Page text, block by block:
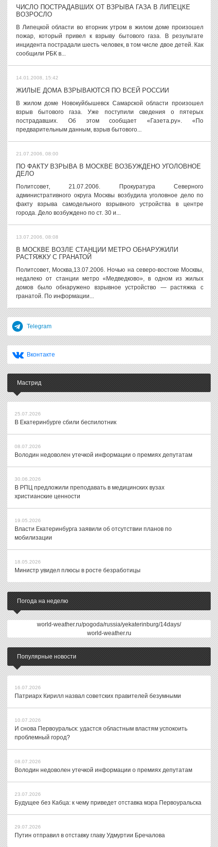
ЧИСЛО ПОСТРАДАВШИХ ОТ ВЗРЫВА ГАЗА В ЛИПЕЦКЕ
ВОЗРОСЛО
В Липецкой области во вторник утром в жилом доме произошел
пожар, который привел к взрыву бытового газа. В результате
инцидента пострадали шесть человек, в том числе двое детей. Как
сообщили РБК в...
14.01.2008, 15:42
ЖИЛЫЕ ДОМА ВЗРЫВАЮТСЯ ПО ВСЕЙ РОССИИ
В жилом доме Новокуйбышевск Самарской области произошел
взрыв бытового газа. Уже поступили сведения о пятерых
пострадавших. Об этом сообщает «Газета.ру». «По
предварительным данным, взрыв бытового...
21.07.2006, 08:00
ПО ФАКТУ ВЗРЫВА В МОСКВЕ ВОЗБУЖДЕНО УГОЛОВНОЕ
ДЕЛО
Политсовет, 21.07.2006. Прокуратура Северного
административного округа Москвы возбудила уголовное дело по
факту взрыва самодельного взрывного устройства в центре
города. Дело возбуждено по ст. 30 и...
13.07.2006, 08:08
В МОСКВЕ ВОЗЛЕ СТАНЦИИ МЕТРО ОБНАРУЖИЛИ
РАСТЯЖКУ С ГРАНАТОЙ
Политсовет, Москва,13.07.2006. Ночью на северо-востоке Москвы,
недалеко от станции метро «Медведково», в одном из жилых
домов было обнаружено взрывное устройство — растяжка с
гранатой. По информации...
Telegram
Вконтакте
Мастрид
25.07.2026
В Екатеринбурге сбили беспилотник
08.07.2026
Володин недоволен утечкой информации о премиях депутатам
30.06.2026
В РПЦ предложили преподавать в медицинских вузах
христианские ценности
19.05.2026
Власти Екатеринбурга заявили об отсутствии планов по
мобилизации
18.05.2026
Министр увидел плюсы в росте безработицы
Погода на неделю
world-weather.ru/pogoda/russia/yekaterinburg/14days/
world-weather.ru
Популярные новости
16.07.2026
Патриарх Кирилл назвал советских правителей безумными
10.07.2026
И снова Первоуральск: удастся областным властям успокоить
проблемный город?
08.07.2026
Володин недоволен утечкой информации о премиях депутатам
23.07.2026
Будущее без Кабца: к чему приведет отставка мэра Первоуральска
29.07.2026
Путин отправил в отставку главу Удмуртии Бречалова